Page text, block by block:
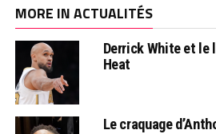
MORE IN ACTUALITÉS
Derrick White et le
Heat
Le craquage